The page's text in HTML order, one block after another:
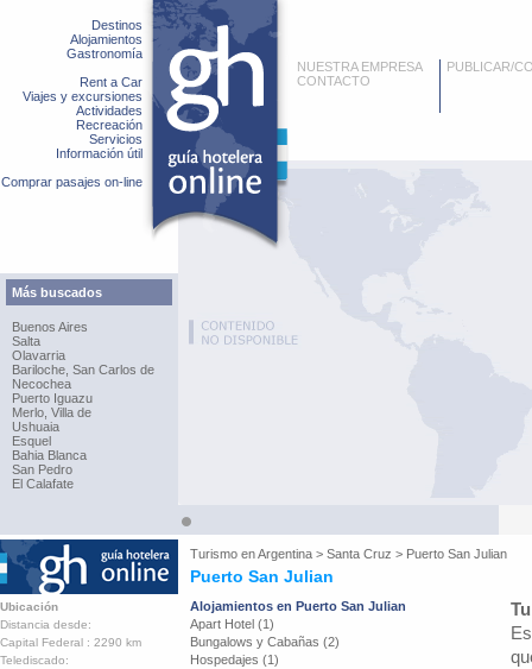
Destinos
Alojamientos
Gastronomía
Rent a Car
Viajes y excursiones
Actividades
Recreación
Servicios
Información útil
Comprar pasajes on-line
Más buscados
Buenos Aires
Salta
Olavarria
Bariloche, San Carlos de
Necochea
Puerto Iguazu
Merlo, Villa de
Ushuaia
Esquel
Bahia Blanca
San Pedro
El Calafate
NUESTRA EMPRESA
CONTACTO
PUBLICAR/
Turismo enArgentina > Santa Cruz > Puerto San Julian
Puerto San Julian
Ubicación
Distancia desde:
Capital Federal : 2290 km
Telediscado:
Alojamientos en Puerto San Julian
Apart Hotel (1)
Bungalows y Cabañas (2)
Hospedajes (1)